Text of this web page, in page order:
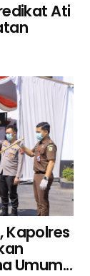
Ati
Kapolres
Umum...